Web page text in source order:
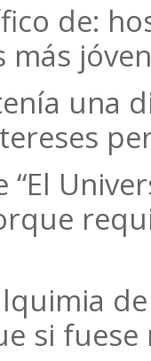
de:
una
“El
si fuese